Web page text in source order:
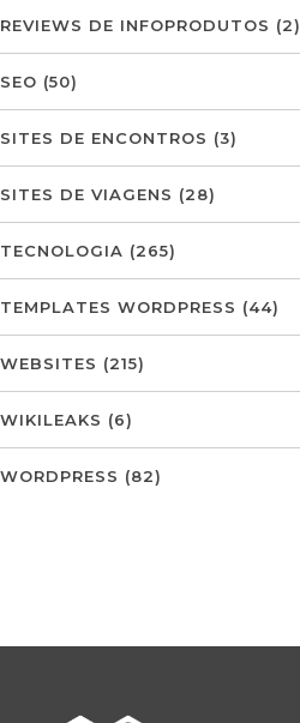
REVIEWS DE INFOPRODUTOS (2)
SEO (50)
SITES DE ENCONTROS (3)
SITES DE VIAGENS (28)
TECNOLOGIA (265)
TEMPLATES WORDPRESS (44)
WEBSITES (215)
WIKILEAKS (6)
WORDPRESS (82)